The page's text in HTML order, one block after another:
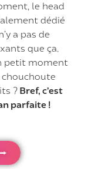
le head
dédié
a pas de
que ça.
petit moment
chouchoute
? Bref, c’est
parfaite !